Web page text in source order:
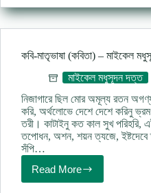
সুকান্ত
ভট্টাচার্য
কবি-মাতৃভাষা (কবিতা) – মাইকেল
মাইকেল মধুসূদন দত্ত
নিজাগারে ছিল মোর অমূল্য রতন
করি, অর্থলোভে দেশে দেশে করিনু
তরী। কাটাইনু কত কাল সুখ পরিহরি,
তপোধন, অশন, শয়ন ত্যজে, ইষ্টদেবে
সঁপি…
Read More
কবি-
মাতৃভাষা